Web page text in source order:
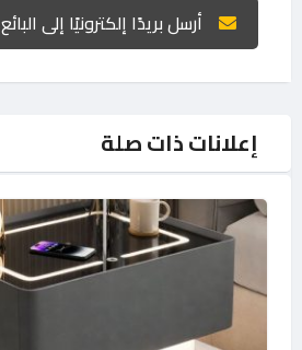
أرسل بريدًا إلكترونيًا إلى البائع
إعلانات ذات صلة